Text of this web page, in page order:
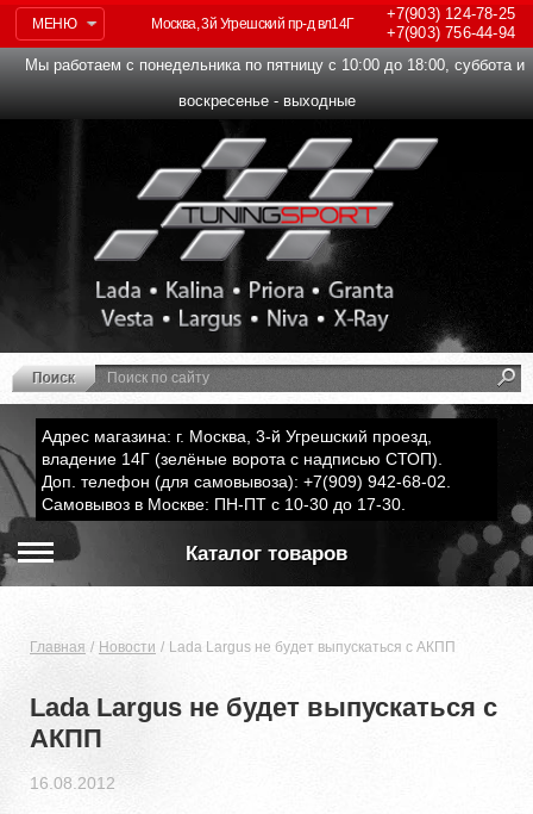
МЕНЮ
+7(903)124-78-25
+7(903)756-44-94
Москва, 3й Угрешский пр-д вл14Г
Мы работаем с понедельника по пятницу с 10:00 до 18:00, суббота и
воскресенье - выходные
Адрес магазина: г. Москва, 3-й Угрешский проезд,
владение 14Г (зелёные ворота с надписью СТОП).
Доп. телефон (для самовывоза): +7(909) 942-68-02.
Самовывоз в Москве: ПН-ПТ с 10-30 до 17-30.
Каталог товаров
Главная Новости Lada Largus не будет выпускаться с АКПП
Lada Largus не будет выпускаться с
АКПП
16.08.2012